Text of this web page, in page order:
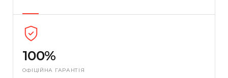
100%
ОФІЦІЙНА ГАРАНТІЯ